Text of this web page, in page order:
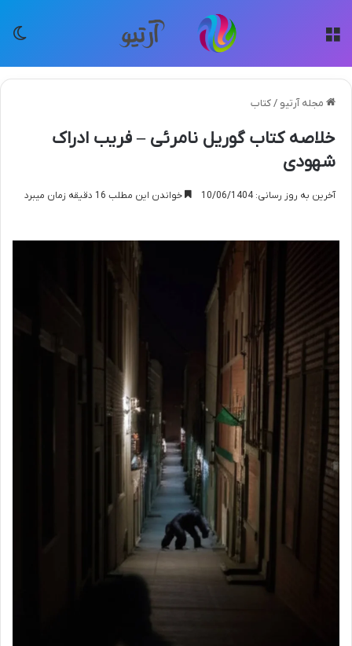
مجله آرتیو /کتاب
خلاصه کتاب گوریل نامرئی – فریب ادراک
شهودی
آخرین به روز رسانی: 10/06/1404 خواندن این مطلب 16 دقیقه زمان میبرد